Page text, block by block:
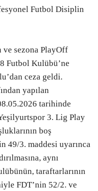
Futbol Disiplin
ve sezona PlayOff
Futbol Kulübü’ne
ceza geldi.
yapılan
tarihinde
3. Lig Play
boş
49/3. maddesi uyarınca
aynı
taraftarlarının
FDT’nin 52/2. ve